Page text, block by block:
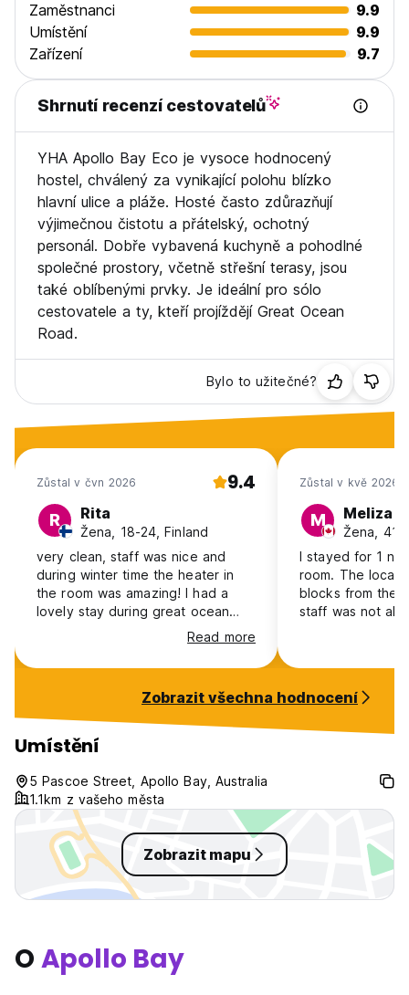
Zaměstnanci
9.9
Umístění
9.9
Zařízení
9.7
Shrnutí recenzí cestovatelů
YHA Apollo Bay Eco je vysoce hodnocený
hostel, chválený za vynikající polohu blízko
hlavní ulice a pláže. Hosté často zdůrazňují
výjimečnou čistotu a přátelský, ochotný
personál. Dobře vybavená kuchyně a pohodlné
společné prostory, včetně střešní terasy, jsou
také oblíbenými prvky. Je ideální pro sólo
cestovatele a ty, kteří projíždějí Great Ocean
Road.
Bylo to užitečné?
Zůstal v čvn 2026 9.4
R Rita
Žena, 18-24, Finland
very clean, staff was nice and
during winter time the heater in
the room was amazing! I had a
lovely stay during great ocean
Read more
Zůstal v kvě 2026
M Meliza
Žena,
I stayed for 1
room. The
blocks from the
staff was not
check-in but I
check-in, all
running festival
me to take a
Zobrazit všechna hodnocení
Umístění
5 Pascoe Street, Apollo Bay, Australia
1.1km z vašeho města
Zobrazit mapu
O Apollo Bay